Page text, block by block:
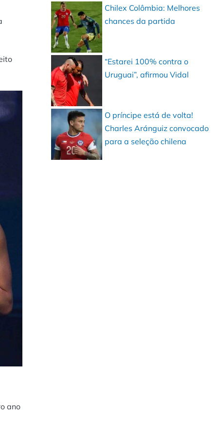
ano
Chilex Colômbia: Melhores
chances da partida
“Estarei 100% contra o
Uruguai”, afirmou Vidal
O príncipe está de volta!
Charles Aránguiz convocado
para a seleção chilena